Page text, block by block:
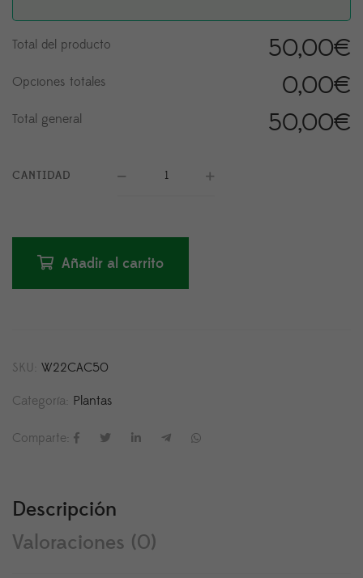
Total del producto 50,00€
Opciones totales 0,00€
Total general 50,00€
CANTIDAD
Añadir al carrito
SKU: W22CAC50
Categoría: Plantas
Comparte:
Descripción
Valoraciones (0)